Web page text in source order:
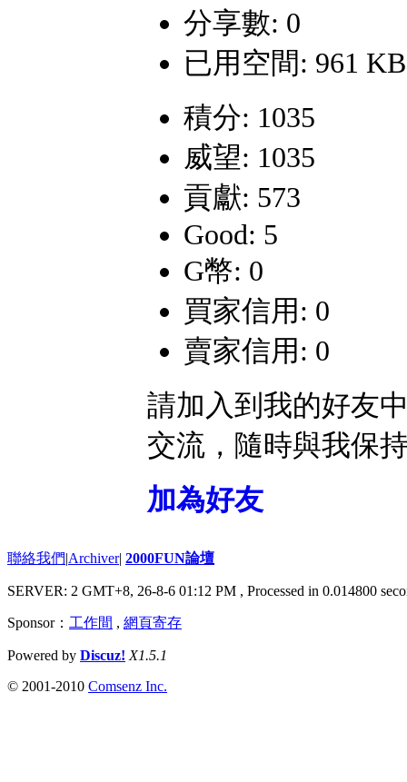
分享數: 0
已用空間: 961 KB
積分: 1035
威望: 1035
貢獻: 573
Good: 5
G幣: 0
買家信用: 0
賣家信用: 0
請加入到我的好友
交流，隨時與我保
加為好友
聯絡我們|Archiver| 2000FUN論壇
SERVER: 2 GMT+8, 26-8-6 01:12 PM , Processed in 0.014800
Sponsor： 工作間 , 網頁寄存
Powered by Discuz! X1.5.1
© 2001-2010 Comsenz Inc.